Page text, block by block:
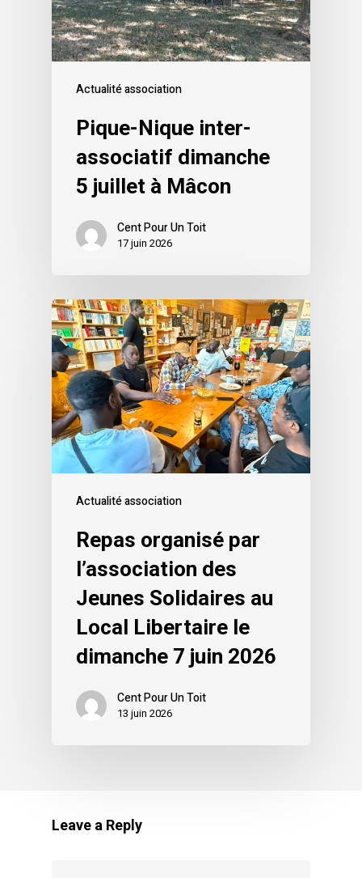
Actualité association
Pique-Nique inter-
associatif dimanche
5 juillet à Mâcon
Cent Pour Un Toit
17 juin 2026
Actualité association
Repas organisé par
l’association des
Jeunes Solidaires au
Local Libertaire le
dimanche 7 juin 2026
Cent Pour Un Toit
13 juin 2026
Leave a Reply